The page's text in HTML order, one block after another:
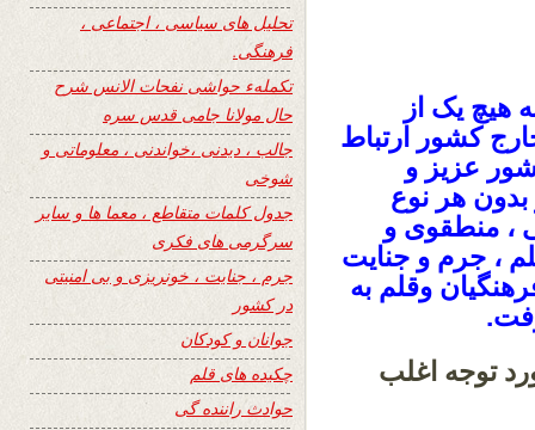
هیچ یک از
کشور ارتباط
عزیز و
هر نوع
، منطقوی و
، جرم و جنایت
وقلم به
توجه اغلب
تحلیل های سیاسی ، اجتماعی ،
فرهنگی.
تکملهء حواشی نفحات الانس شرح
حال مولانا جامی قدس سره
جالب ، دیدنی ،خواندنی ، معلوماتی و
شوخی
جدول کلمات متقاطع ، معما ها و سایر
سرگرمی های فکری
جرم ، جنایت ، خونریزی و بی امنیتی
در کشور
جوانان و کودکان
چکیده های قلم
حوادث راننده گی